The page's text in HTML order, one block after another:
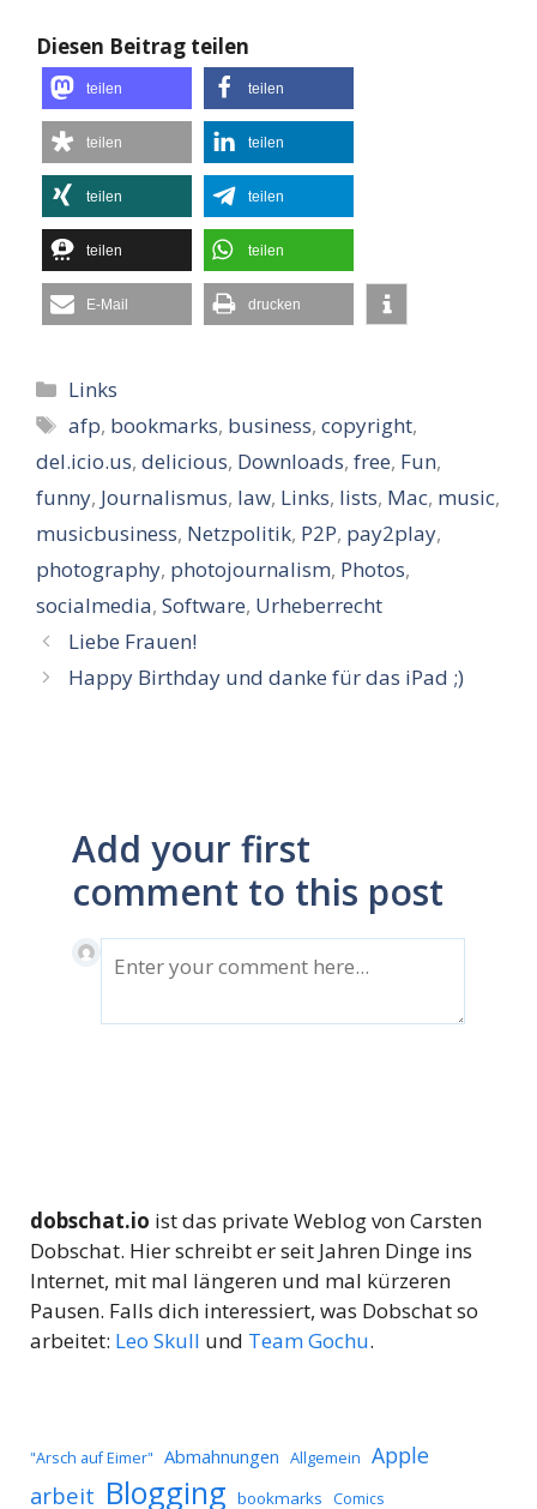
Diesen Beitrag teilen
teilen teilen
teilen teilen
teilen teilen
teilen teilen
E-Mail drucken
Kategorien
Links
Schlagwörter
afp, bookmarks, business,copyright,
del.icio.us, delicious, Downloads, free, Fun,
funny, Journalismus, law, Links, lists, Mac, music,
musicbusiness, Netzpolitik, P2P, pay2play,
photography, photojournalism, Photos,
socialmedia, Software, Urheberrecht
Liebe Frauen!
Happy Birthday und danke für das iPad ;)
Add your first
comment to this post
dobschat.io ist das private Weblog von Carsten
Dobschat. Hier schreibt er seit Jahren Dinge ins
Internet, mit mal längeren und mal kürzeren
Pausen. Falls dich interessiert, was Dobschat so
arbeitet: Leo Skull und Team Gochu.
"Arsch auf Eimer" Abmahnungen Allgemein Apple
arbeit Blogging bookmarks Comics